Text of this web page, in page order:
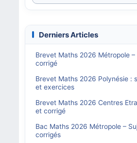
Derniers Articles
Brevet Maths 2026 Métropole –
corrigé
Brevet Maths 2026 Polynésie :
et exercices
Brevet Maths 2026 Centres
et corrigé
Bac Maths 2026 Métropole –
corrigés